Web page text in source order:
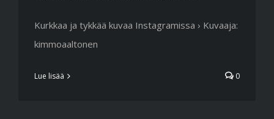
Kurkkaa ja tykkää kuvaa Instagramissa › Kuvaaja:
kimmoaaltonen
Lue lisää 0